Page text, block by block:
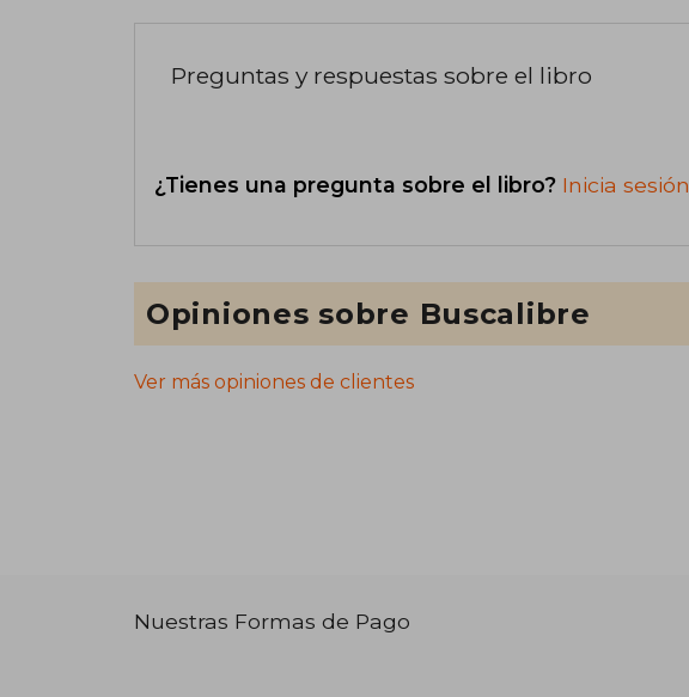
Preguntas y respuestas sobre el libro
¿Tienes una pregunta sobre el libro? Inicia sesión
Opiniones sobre Buscalibre
Ver más opiniones de clientes
Nuestras Formas de Pago